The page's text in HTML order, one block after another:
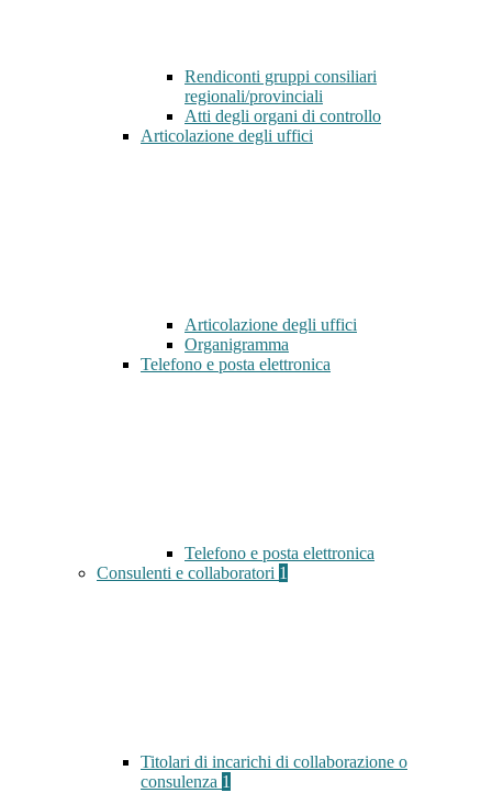
Rendiconti gruppi consiliari
regionali/provinciali
Atti degli organi di controllo
Articolazione degli uffici
Articolazione degli uffici
Organigramma
Telefono e posta elettronica
Telefono e posta elettronica
Consulenti e collaboratori 1
Titolari di incarichi di collaborazione o
consulenza 1